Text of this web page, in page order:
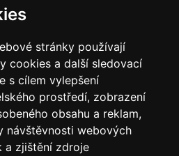
stránky používají
cookies a další sledovací
s cílem vylepšení
prostředí, zobrazení
obsahu a reklam,
návštěvnosti webových
a zjištění zdroje